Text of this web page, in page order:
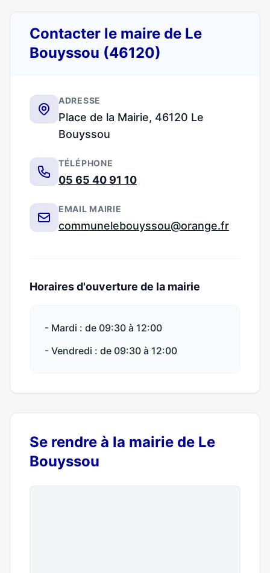
Contacter le maire de Le
Bouyssou (46120)
ADRESSE
Place de la Mairie, 46120 Le
Bouyssou
TÉLÉPHONE
05 65 40 91 10
EMAIL MAIRIE
communelebouyssou@orange.fr
Horaires d'ouverture de la mairie
- Mardi : de 09:30 à 12:00
- Vendredi : de 09:30 à 12:00
Se rendre à la mairie de Le
Bouyssou